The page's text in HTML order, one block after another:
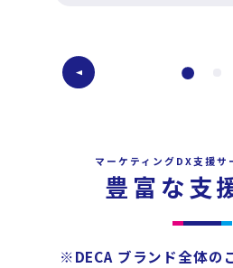
マーケティングDX支援サ
豊富な支
※DECA ブランド全体の